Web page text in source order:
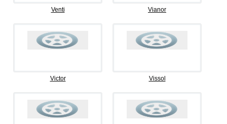
Venti Vianor
Victor Vissol